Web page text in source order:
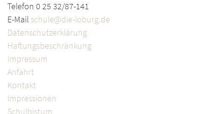
Telefon 0 25 32/87-141
E-Mail schule@die-loburg.de
Datenschutzerklärung
Haftungsbeschränkung
Impressum
Anfahrt
Kontakt
Impressionen
Schulbistum